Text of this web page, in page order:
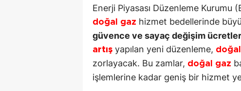
Enerji Piyasası Düzenleme Kurumu
doğal gaz hizmet bedellerinde
güvence ve sayaç değişim
artış yapılan yeni düzenleme,
zorlayacak. Bu zamlar, doğal gaz
işlemlerine kadar geniş bir hizmet